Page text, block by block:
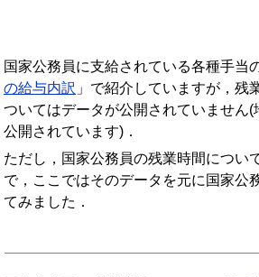
国家公務員に支給されている各種手当
の給与内訳 」で紹介していますが，残
ついてはデータが公開されていません(
公開されています)．
ただし，国家公務員の残業時間につい
で，ここではそのデータを元に国家公
てみました．